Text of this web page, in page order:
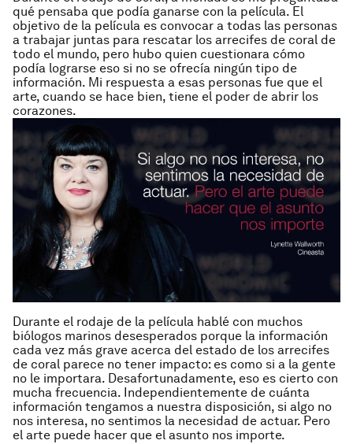
qué pensaba que podía ganarse con la película. El
objetivo de la película es convocar a todas las personas
a trabajar juntas para rescatar los arrecifes de coral de
todo el mundo, pero hubo quien cuestionara cómo
podía lograrse eso si no se ofrecía ningún tipo de
información. Mi respuesta a esas personas fue que el
arte, cuando se hace bien, tiene el poder de abrir los
corazones.
Durante el rodaje de la película hablé con muchos
biólogos marinos desesperados porque la información
cada vez más grave acerca del estado de los arrecifes
de coral parece no tener impacto: es como si a la gente
no le importara. Desafortunadamente, eso es cierto con
mucha frecuencia. Independientemente de cuánta
información tengamos a nuestra disposición, si algo no
nos interesa, no sentimos la necesidad de actuar. Pero
el arte puede hacer que el asunto nos importe.